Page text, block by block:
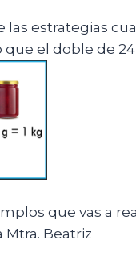
las estrategias
que el doble de
que vas a
Mtra. Beatriz